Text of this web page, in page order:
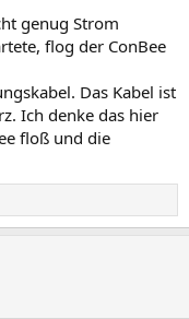
genug Strom
flog der ConBee
Das Kabel ist
Ich denke das hier
floß und die